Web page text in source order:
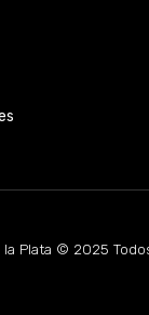
Plata © 2025